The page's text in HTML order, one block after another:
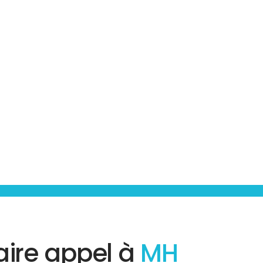
appel à MH